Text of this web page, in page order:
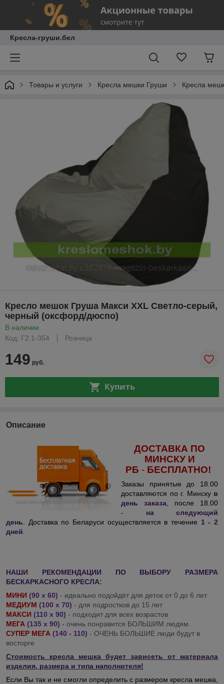
Кресла-груши.бел
Товары и услуги Кресла мешки Груши Кресла
Кресло мешок Груша Макси XXL Светло-серый,
черный (оксфорд/дюспо)
В наличии
Код: Г2.1-354
Розница
149 руб.
Купить
Описание
ДОСТАВКА ПО
МИНСКУ И
РБ - БЕСПЛАТНО!
Заказы принятые до 18.00
доставляются по г. Минску в
день заказа , после 18.00
- на следующий
день . Доставка по Беларуси осуществляется в течение 1 - 2
дней
НАШИ РЕКОМЕНДАЦИИ ПО ВЫБОРУ РАЗМЕРА
БЕСКАРКАСНОГО КРЕСЛА:
МИНИ (90 х 60) - идеально подойдёт для деток от 0 до 6 лет
МЕДИУМ (100 х 70) - для подростков до 15 лет
МАКСИ (110 х 90) - подходит для всех возрастов
МЕГА (135 х 90) - очень понравится БОЛЬШИМ людям
СУПЕР МЕГА (140 - 110) - ОЧЕНЬ БОЛЬШИЕ люди будут в
восторге
Стоимость кресла мешка будет зависеть от материала
изделия, размера и типа наполнителя!
Если Вы так и не смогли определить с размером кресла мешка,